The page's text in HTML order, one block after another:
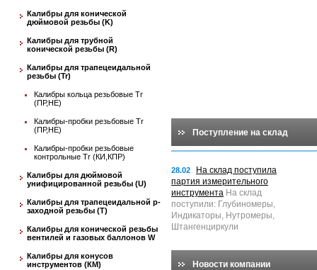
Калибры для конической
дюймовой резьбы (K)
Калибры для трубной
конической резьбы (R)
Калибры для трапецеидальной
резьбы (Tr)
Калибры кольца резьбовые Tr
(ПР,НЕ)
Калибры-пробки резьбовые Tr
(ПР,НЕ)
Калибры-пробки резьбовые
контрольные Tr (КИ,КПР)
Калибры для дюймовой
унифицированной резьбы (U)
Калибры для трапецеидальной p-
заходной резьбы (T)
Калибры для конической резьбы
вентилей и газовых баллонов W
Калибры для конусов
инструментов (КМ)
Поступление на склад
28.02
На склад поступила
партия измерительного
инструмента На склад
поступили: Глубиномеры,
Индикаторы, Нутромеры,
Штангенциркули
Новости компании